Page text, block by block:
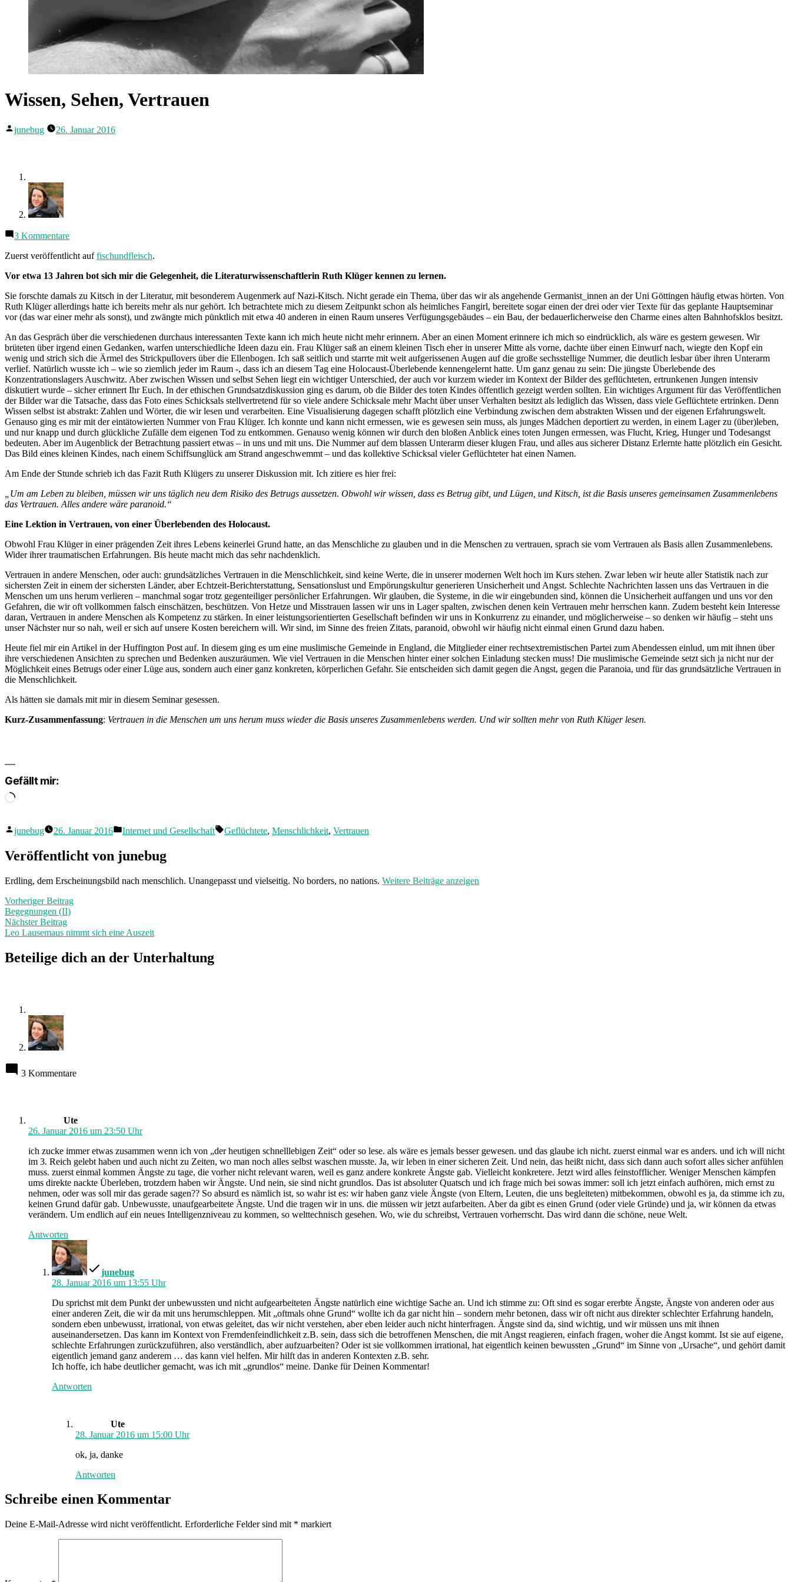
Wissen, Sehen, Vertrauen
Veröffentlicht
junebug 26. Januar 2016
3 Kommentarezu
Sehen,
Zuerst veröffentlicht auffischundfleisch.
Vor etwa 13 Jahren bot sich mir die Gelegenheit, die Literaturwissenschaftlerin Ruth Klüger kennen zu lernen.
Sie forschte damals zu Kitsch in der Literatur, mit besonderem Augenmerk auf Nazi-Kitsch. Nicht gerade ein Thema, über das wir als angehende Germanist_innen an der Uni Göttingen häufig etwas hörten. Von
Ruth Klüger allerdings hatte ich bereits mehr als nur gehört. Ich betrachtete mich zu diesem Zeitpunkt schon als heimliches Fangirl, bereitete sogar einen der drei oder vier Texte für das geplante Hauptseminar
vor (das war einer mehr als sonst), und zwängte mich pünktlich mit etwa 40 anderen in einen Raum unseres Verfügungsgebäudes – ein Bau, der bedauerlicherweise den Charme eines alten Bahnhofsklos besitzt.
An das Gespräch über die verschiedenen durchaus interessanten Texte kann ich mich heute nicht mehr erinnern. Aber an einen Moment erinnere ich mich so eindrücklich, als wäre es gestern gewesen. Wir
brüteten über irgend einen Gedanken, warfen unterschiedliche Ideen dazu ein. Frau Klüger saß an einem kleinen Tisch eher in unserer Mitte als vorne, dachte über einen Einwurf nach, wiegte den Kopf ein
wenig und strich sich die Ärmel des Strickpullovers über die Ellenbogen. Ich saß seitlich und starrte mit weit aufgerissenen Augen auf die große sechsstellige Nummer, die deutlich lesbar über ihren Unterarm
verlief. Natürlich wusste ich – wie so ziemlich jeder im Raum -, dass ich an diesem Tag eine Holocaust-Überlebende kennengelernt hatte. Um ganz genau zu sein: Die jüngste Überlebende des
Konzentrationslagers Auschwitz. Aber zwischen Wissen und selbst Sehen liegt ein wichtiger Unterschied, der auch vor kurzem wieder im Kontext der Bilder des geflüchteten, ertrunkenen Jungen intensiv
diskutiert wurde – sicher erinnert Ihr Euch. In der ethischen Grundsatzdiskussion ging es darum, ob die Bilder des toten Kindes öffentlich gezeigt werden sollten. Ein wichtiges Argument für das Veröffentlichen
der Bilder war die Tatsache, dass das Foto eines Schicksals stellvertretend für so viele andere Schicksale mehr Macht über unser Verhalten besitzt als lediglich das Wissen, dass viele Geflüchtete ertrinken. Denn
Wissen selbst ist abstrakt: Zahlen und Wörter, die wir lesen und verarbeiten. Eine Visualisierung dagegen schafft plötzlich eine Verbindung zwischen dem abstrakten Wissen und der eigenen Erfahrungswelt.
Genauso ging es mir mit der eintätowierten Nummer von Frau Klüger. Ich konnte und kann nicht ermessen, wie es gewesen sein muss, als junges Mädchen deportiert zu werden, in einem Lager zu (über)leben,
und nur knapp und durch glückliche Zufälle dem eigenen Tod zu entkommen. Genauso wenig können wir durch den bloßen Anblick eines toten Jungen ermessen, was Flucht, Krieg, Hunger und Todesangst
bedeuten. Aber im Augenblick der Betrachtung passiert etwas – in uns und mit uns. Die Nummer auf dem blassen Unterarm dieser klugen Frau, und alles aus sicherer Distanz Erlernte hatte plötzlich ein Gesicht.
Das Bild eines kleinen Kindes, nach einem Schiffsunglück am Strand angeschwemmt – und das kollektive Schicksal vieler Geflüchteter hat einen Namen.
Am Ende der Stunde schrieb ich das Fazit Ruth Klügers zu unserer Diskussion mit. Ich zitiere es hier frei:
„Um am Leben zu bleiben, müssen wir uns täglich neu dem Risiko des Betrugs aussetzen. Obwohl wir wissen, dass es Betrug gibt, und Lügen, und Kitsch, ist die Basis unseres gemeinsamen Zusammenlebens
das Vertrauen. Alles andere wäre paranoid.“
Eine Lektion in Vertrauen, von einer Überlebenden des Holocaust.
Obwohl Frau Klüger in einer prägenden Zeit ihres Lebens keinerlei Grund hatte, an das Menschliche zu glauben und in die Menschen zu vertrauen, sprach sie vom Vertrauen als Basis allen Zusammenlebens.
Wider ihrer traumatischen Erfahrungen. Bis heute macht mich das sehr nachdenklich.
Vertrauen in andere Menschen, oder auch: grundsätzliches Vertrauen in die Menschlichkeit, sind keine Werte, die in unserer modernen Welt hoch im Kurs stehen. Zwar leben wir heute aller Statistik nach zur
sichersten Zeit in einem der sichersten Länder, aber Echtzeit-Berichterstattung, Sensationslust und Empörungskultur generieren Unsicherheit und Angst. Schlechte Nachrichten lassen uns das Vertrauen in die
Menschen um uns herum verlieren – manchmal sogar trotz gegenteiliger persönlicher Erfahrungen. Wir glauben, die Systeme, in die wir eingebunden sind, können die Unsicherheit auffangen und uns vor den
Gefahren, die wir oft vollkommen falsch einschätzen, beschützen. Von Hetze und Misstrauen lassen wir uns in Lager spalten, zwischen denen kein Vertrauen mehr herrschen kann. Zudem besteht kein Interesse
daran, Vertrauen in andere Menschen als Kompetenz zu stärken. In einer leistungsorientierten Gesellschaft befinden wir uns in Konkurrenz zu einander, und möglicherweise – so denken wir häufig – steht uns
unser Nächster nur so nah, weil er sich auf unsere Kosten bereichern will. Wir sind, im Sinne des freien Zitats, paranoid, obwohl wir häufig nicht einmal einen Grund dazu haben.
Heute fiel mir ein Artikel in der Huffington Post auf. In diesem ging es um eine muslimische Gemeinde in England, die Mitglieder einer rechtsextremistischen Partei zum Abendessen einlud, um mit ihnen über
ihre verschiedenen Ansichten zu sprechen und Bedenken auszuräumen. Wie viel Vertrauen in die Menschen hinter einer solchen Einladung stecken muss! Die muslimische Gemeinde setzt sich ja nicht nur der
Möglichkeit eines Betrugs oder einer Lüge aus, sondern auch einer ganz konkreten, körperlichen Gefahr. Sie entscheiden sich damit gegen die Angst, gegen die Paranoia, und für das grundsätzliche Vertrauen in
die Menschlichkeit.
Als hätten sie damals mit mir in diesem Seminar gesessen.
Kurz-Zusammenfassung: Vertrauen in die Menschen um uns herum muss wieder die Basis unseres Zusammenlebens werden. Und wir sollten mehr von Ruth Klüger lesen.
Gefällt mir:
Wird
Veröffentlicht
junebug 26. Januar 2016
Veröffentlicht
Internet und Gesellschaft Schlagwörter:
Geflüchtete, Menschlichkeit, Vertrauen
Veröffentlicht von junebug
Erdling, dem Erscheinungsbild nach menschlich. Unangepasst und vielseitig. No borders, no nations. Weitere Beiträge anzeigen
Beitragsnavigation
Vorheriger BeitragVorheriger
Begegnungen (II)
Nächster BeitragNächster
Beitrag:
Leo Lausemaus nimmt sich eine Auszeit
Beteilige dich an der Unterhaltung
3 Kommentare
Ute
26. Januar 2016 um 23:50 Uhr
ich zucke immer etwas zusammen wenn ich von „der heutigen schnelllebigen Zeit“ oder so lese. als wäre es jemals besser gewesen. und das glaube ich nicht. zuerst einmal war es anders. und ich will nicht
im 3. Reich gelebt haben und auch nicht zu Zeiten, wo man noch alles selbst waschen musste. Ja, wir leben in einer sicheren Zeit. Und nein, das heißt nicht, dass sich dann auch sofort alles sicher anfühlen
muss. zuerst einmal kommen Ängste zu tage, die vorher nicht relevant waren, weil es ganz andere konkrete Ängste gab. Vielleicht konkretere. Jetzt wird alles feinstofflicher. Weniger Menschen kämpfen
ums direkte nackte Überleben, trotzdem haben wir Ängste. Und nein, sie sind nicht grundlos. Das ist absoluter Quatsch und ich frage mich bei sowas immer: soll ich jetzt einfach aufhören, mich ernst zu
nehmen, oder was soll mir das gerade sagen?? So absurd es nämlich ist, so wahr ist es: wir haben ganz viele Ängste (von Eltern, Leuten, die uns begleiteten) mitbekommen, obwohl es ja, da stimme ich zu,
keinen Grund dafür gab. Unbewusste, unaufgearbeitete Ängste. Und die tragen wir in uns. die müssen wir jetzt aufarbeiten. Aber da gibt es einen Grund (oder viele Gründe) und ja, wir können da etwas
verändern. Um endlich auf ein neues Intelligenzniveau zu kommen, so welttechnisch gesehen. Wo, wie du schreibst, Vertrauen vorherrscht. Das wird dann die schöne, neue Welt.
Antworten
junebug
28. Januar 2016 um 13:55 Uhr
Du sprichst mit dem Punkt der unbewussten und nicht aufgearbeiteten Ängste natürlich eine wichtige Sache an. Und ich stimme zu: Oft sind es sogar ererbte Ängste, Ängste von anderen oder aus
einer anderen Zeit, die wir da mit uns herumschleppen. Mit „oftmals ohne Grund“ wollte ich da gar nicht hin – sondern mehr betonen, dass wir oft nicht aus direkter schlechter Erfahrung handeln,
sondern eben unbewusst, irrational, von etwas geleitet, das wir nicht verstehen, aber eben leider auch nicht hinterfragen. Ängste sind da, sind wichtig, und wir müssen uns mit ihnen
auseinandersetzen. Das kann im Kontext von Fremdenfeindlichkeit z.B. sein, dass sich die betroffenen Menschen, die mit Angst reagieren, einfach fragen, woher die Angst kommt. Ist sie auf eigene,
schlechte Erfahrungen zurückzuführen, also verständlich, aber aufzuarbeiten? Oder ist sie vollkommen irrational, hat eigentlich keinen bewussten „Grund“ im Sinne von „Ursache“, und gehört damit
eigentlich jemand ganz anderem … das kann viel helfen. Mir hilft das in anderen Kontexten z.B. sehr.
Ich hoffe, ich habe deutlicher gemacht, was ich mit „grundlos“ meine. Danke für Deinen Kommentar!
Antworten
Ute
28. Januar 2016 um 15:00 Uhr
ok, ja, danke
Antworten
Schreibe einen Kommentar
Deine E-Mail-Adresse wird nicht veröffentlicht. Erforderliche Felder sind mit * markiert